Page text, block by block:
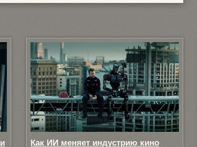
Как ИИ меняет индустрию кино